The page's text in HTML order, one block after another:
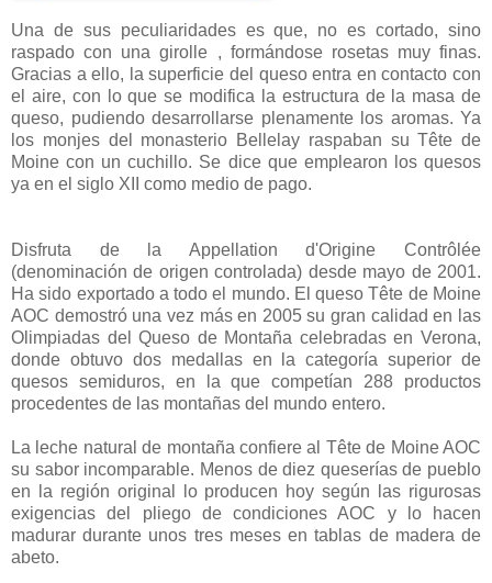
Una de sus peculiaridades es que, no es cortado, sino
raspado con una girolle , formándose rosetas muy finas.
Gracias a ello, la superficie del queso entra en contacto con
el aire, con lo que se modifica la estructura de la masa de
queso, pudiendo desarrollarse plenamente los aromas. Ya
los monjes del monasterio Bellelay raspaban su Tête de
Moine con un cuchillo. Se dice que emplearon los quesos
ya en el siglo XII como medio de pago.
Disfruta de la Appellation d'Origine Contrôlée
(denominación de origen controlada) desde mayo de 2001.
Ha sido exportado a todo el mundo. El queso Tête de Moine
AOC demostró una vez más en 2005 su gran calidad en las
Olimpiadas del Queso de Montaña celebradas en Verona,
donde obtuvo dos medallas en la categoría superior de
quesos semiduros, en la que competían 288 productos
procedentes de las montañas del mundo entero.
La leche natural de montaña confiere al Tête de Moine AOC
su sabor incomparable. Menos de diez queserías de pueblo
en la región original lo producen hoy según las rigurosas
exigencias del pliego de condiciones AOC y lo hacen
madurar durante unos tres meses en tablas de madera de
abeto.